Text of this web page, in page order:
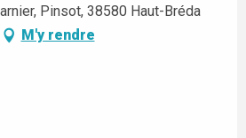
Pinsot, 38580 Haut-Bréda
M'y rendre